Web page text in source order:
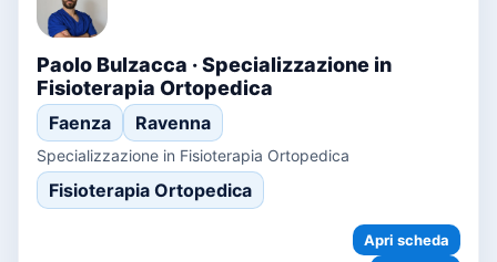
Paolo Bulzacca · Specializzazione in
Fisioterapia Ortopedica
Faenza Ravenna
Specializzazione in Fisioterapia Ortopedica
Fisioterapia Ortopedica
Apri scheda